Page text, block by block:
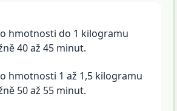
hmotnosti do 1 kilogramu
40 až 45 minut.
hmotnosti 1 až 1,5 kilogramu
50 až 55 minut.